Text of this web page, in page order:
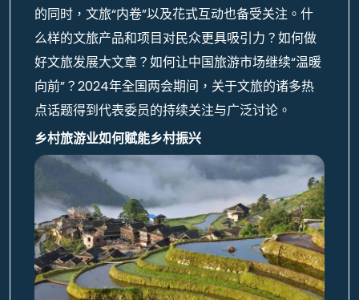
的同时，文旅“内卷”以及花式互动也备受关注。什
么样的文旅产品和项目对民众更具吸引力？如何做
好文旅发展大文章？如何让中国旅游市场继续“温暖
向前”？2024年全国两会期间，关于文旅的诸多热
点话题得到代表委员的持续关注与广泛讨论。
乡村旅游业如何赋能乡村振兴